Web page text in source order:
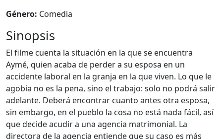
Género: Comedia
Sinopsis
El filme cuenta la situación en la que se encuentra
Aymé, quien acaba de perder a su esposa en un
accidente laboral en la granja en la que viven. Lo que le
agobia no es la pena, sino el trabajo: solo no podrá salir
adelante. Deberá encontrar cuanto antes otra esposa,
sin embargo, en el pueblo la cosa no está nada fácil, así
que decide acudir a una agencia matrimonial. La
directora de la agencia entiende que su caso es más